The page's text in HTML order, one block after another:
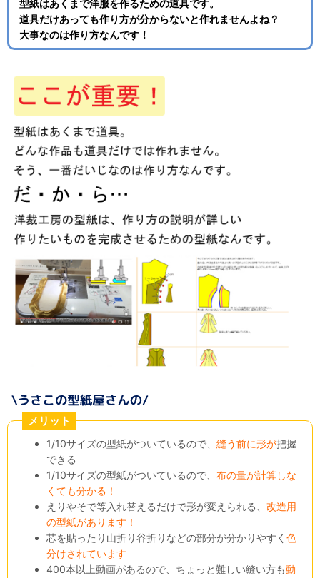
型紙はあくまで洋服を作るための道具です。
道具だけあっても作り方が分からないと作れませんよね？
大事なのは作り方なんです！
メリット
1/10サイズの型紙がついているので、縫う前に形が把握
できる
1/10サイズの型紙がついているので、布の量が計算しな
くても分かる！
えりやそで等入れ替えるだけで形が変えられる、改造用
の型紙があります！
芯を貼ったり山折り谷折りなどの部分が分かりやすく色
分けされています
400本以上動画があるので、ちょっと難しい縫い方も動